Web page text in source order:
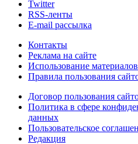
Twitter
RSS-ленты
E-mail рассылка
Контакты
Реклама на сайте
Использование
Правила пользования
Договор пользования
Политика в сфере
данных
Пользовательское
Редакция